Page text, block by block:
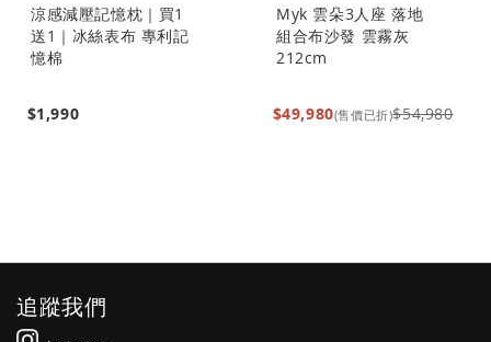
涼感減壓記憶枕｜買1
送1｜冰絲表布 專利記
憶棉
$1,990
Myk 雲朵3人座 落地
組合布沙發 雲霧灰
212cm
$49,980(售價已折)$54,980
追蹤我們